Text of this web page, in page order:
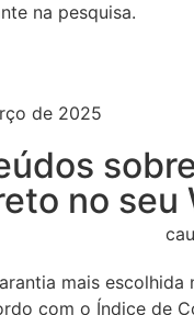
na pesquisa.
de 2025
no seu
mais
com o Índice de